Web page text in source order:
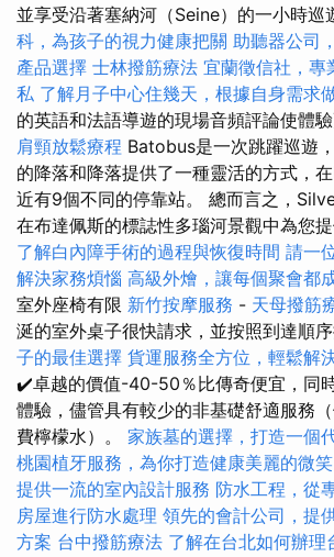
並享受沿著塞納河（Seine）的一小時巡
科，為孩子的視力健康把關 助聽器公司
產品選擇 士林撥筋療法 宜蘭徵信社，專
私 了解月子中心住幾天，根據自身需求
的英語和法語導遊的現場音頻評論使體
肩頸放鬆療程 Batobus是一次跳躍巡遊
的降落和降落提供了一種靈活的方式，
近有9個不同的停靠站。 總而言之，
在布達佩斯的標誌性多瑙河景觀中為您提
了解白內障手術的過程與恢復時間 請一
解決家務煩惱 高級外燴，讓每個聚會都
室外座椅有限 新竹按摩服務 - 天母撥筋
涎的室外桌子很快請求，並按照到達順序
子的最佳選擇 貨運服務全方位，輕鬆解
✔️卓越的價值-40-50％比傳奇便宜，同
體驗，儘管具有較少的非基礎舒適服務
費檸檬水）。 家族墓的選擇，打造一個
桃園植牙服務，為你打造健康美麗的微笑
提供一流的室內設計服務 防水工程，從
房屋進行防水處理 領先的會計公司，提
方案 台中撥筋療法 了解在台北如何辦理